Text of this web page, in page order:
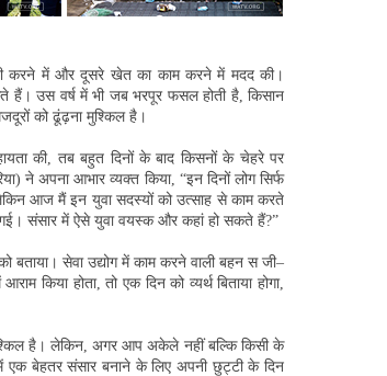
करने में और दूसरे खेत का काम करने में मदद की।
उस वर्ष में भी जब भरपूर फसल होती है, किसान
को ढूंढ़ना मुश्किल है।
की, तब बहुत दिनों के बाद किसनों के चेहरे पर
ने अपना आभार व्यक्त किया, “इन दिनों लोग सिर्फ
आज मैं इन युवा सदस्यों को उत्साह से काम करते
संसार में ऐसे युवा वयस्क और कहां हो सकते हैं?”
बताया। सेवा उद्योग में काम करने वाली बहन स जी–
किया होता, तो एक दिन को व्यर्थ बिताया होगा,
है। लेकिन, अगर आप अकेले नहीं बल्कि किसी के
एक बेहतर संसार बनाने के लिए अपनी छुट्टी के दिन